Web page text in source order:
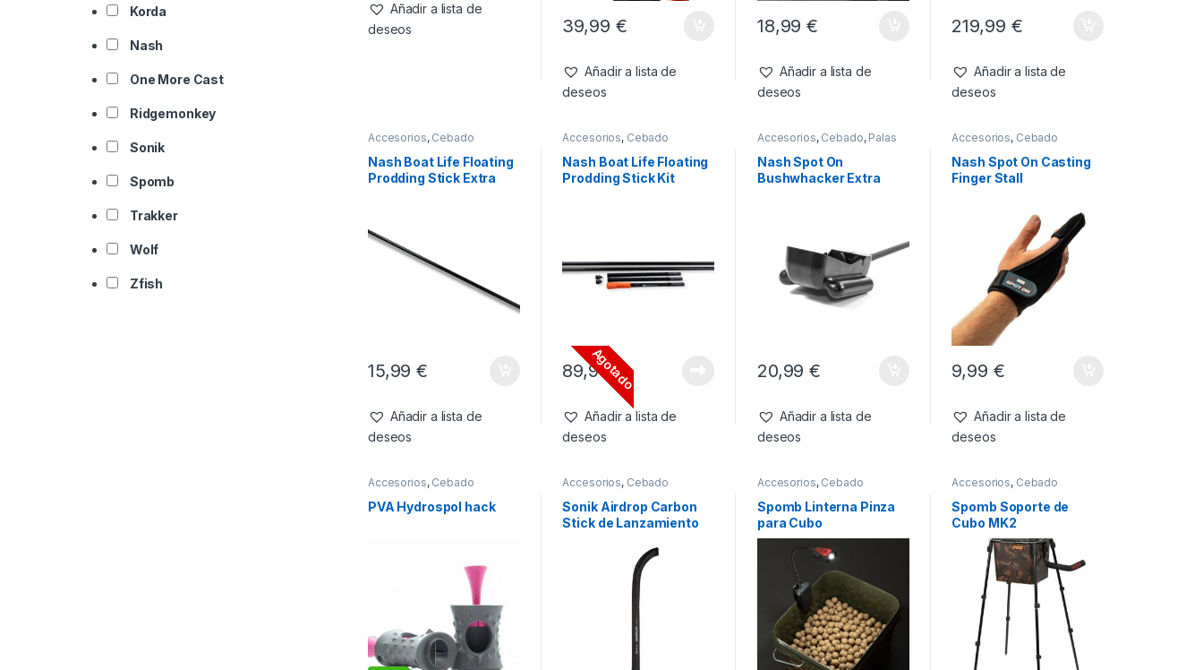
Añadir a lista de
deseos
39,99 €
Añadir a lista de
deseos
18,99€
Añadir a lista de
deseos
219,99 €
Añadir a lista de
deseos
Accesorios, Cebado
Nash Boat Life Floating
Prodding Stick Extra
15,99€
Añadir a lista de
deseos
Accesorios, Cebado
Nash Boat Life Floating
Prodding Stick Kit
Agotado
89,99€
Añadir a lista de
deseos
Accesorios, Cebado, Palas
Nash Spot On
Bushwhacker Extra
20,99€
Añadir a lista de
deseos
Accesorios, Cebado
Nash Spot On Casting
Finger Stall
9,99 €
Añadir a lista de
deseos
Accesorios, Cebado
PVA Hydrospol hack
Accesorios, Cebado
Sonik Airdrop Carbon
Stick de Lanzamiento
Accesorios, Cebado
Spomb Linterna Pinza
para Cubo
Accesorios, Cebado
Spomb Soporte de
Cubo MK2
Korda
Nash
One More Cast
Ridgemonkey
Sonik
Spomb
Trakker
Wolf
Zfish